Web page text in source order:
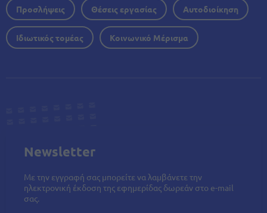
Προσλήψεις Θέσεις εργασίας Αυτοδιοίκηση
Ιδιωτικός τομέας Κοινωνικό Μέρισμα
Newsletter
Με την εγγραφή σας μπορείτε να λαμβάνετε την
ηλεκτρονική έκδοση της εφημερίδας δωρεάν στο e-mail
σας.